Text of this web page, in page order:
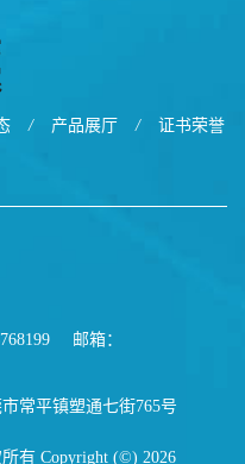
/ 产品展厅 / 证书荣誉
邮箱：
常平镇塑通七街765号
有 Copyright (©) 2026